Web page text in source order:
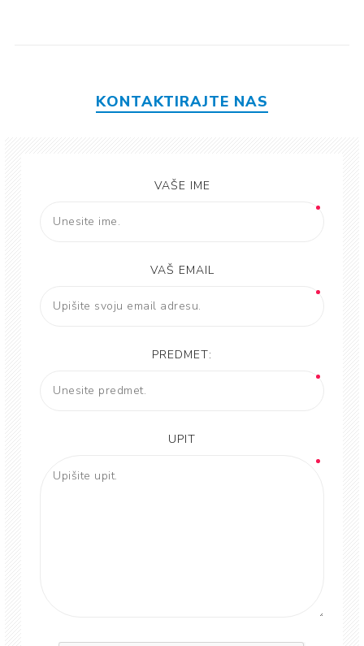
KONTAKTIRAJTE NAS
VAŠE IME
VAŠ EMAIL
PREDMET:
UPIT